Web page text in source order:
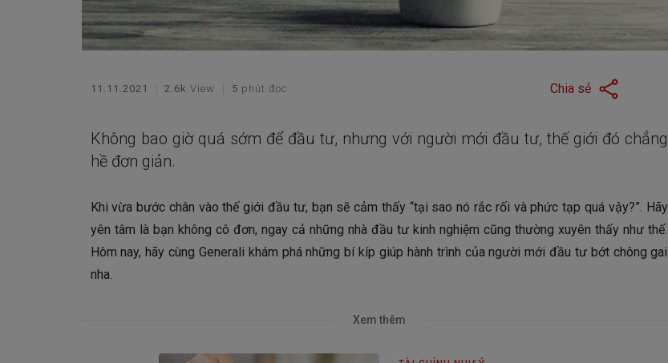
11.11.2021 2.6k View 5 phút đọc Chia sẻ
Không bao giờ quá sớm để đầu tư, nhưng với người mới đầu tư, thế giới đó chẳng
hề đơn giản.
Khi vừa bước chân vào thế giới đầu tư, bạn sẽ cảm thấy “tại sao nó rắc rối và phức tạp quá vậy?”. Hãy
yên tâm là bạn không cô đơn, ngay cả những nhà đầu tư kinh nghiệm cũng thường xuyên thấy như thế.
Hôm nay, hãy cùng Generali khám phá những bí kíp giúp hành trình của người mới đầu tư bớt chông gai
nha.
Xem thêm